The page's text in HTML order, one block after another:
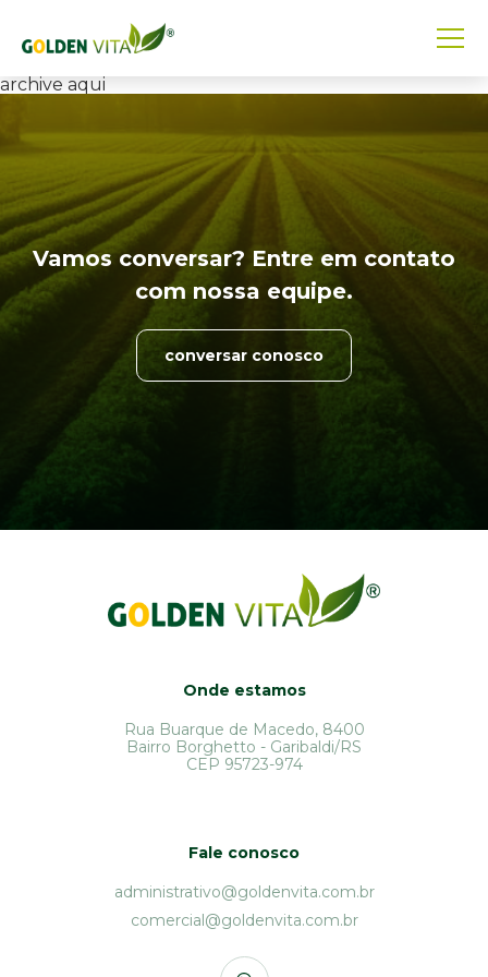
archive aqui
Vamos conversar? Entre em contato
com nossa equipe.
conversar conosco
Onde estamos
Rua Buarque de Macedo, 8400
Bairro Borghetto - Garibaldi/RS
CEP 95723-974
Fale conosco
administrativo@goldenvita.com.br
comercial@goldenvita.com.br